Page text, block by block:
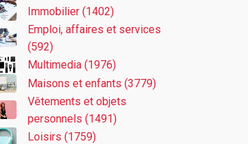
Immobilier (1402)
Emploi, affaires et services
(592)
Multimedia (1976)
Maisons et enfants (3779)
Vêtements et objets
personnels (1491)
Loisirs (1759)